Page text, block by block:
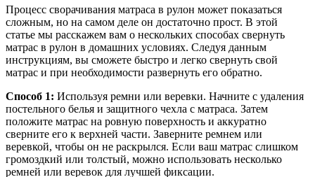
Процесс сворачивания матраса в рулон может показаться
сложным, но на самом деле он достаточно прост. В этой
статье мы расскажем вам о нескольких способах свернуть
матрас в рулон в домашних условиях. Следуя данным
инструкциям, вы сможете быстро и легко свернуть свой
матрас и при необходимости развернуть его обратно.
Способ 1: Используя ремни или веревки. Начните с удаления
постельного белья и защитного чехла с матраса. Затем
положите матрас на ровную поверхность и аккуратно
сверните его к верхней части. Заверните ремнем или
веревкой, чтобы он не раскрылся. Если ваш матрас слишком
громоздкий или толстый, можно использовать несколько
ремней или веревок для лучшей фиксации.